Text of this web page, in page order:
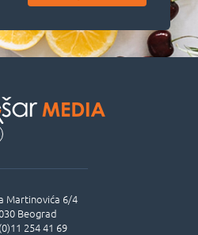
Martinovića 6/4
Beograd
254 41 69